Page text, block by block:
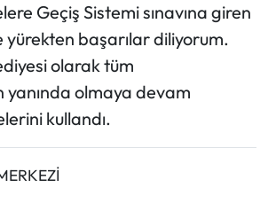
Geçiş Sistemi sınavına giren
başarılar diliyorum.
olarak tüm
olmaya devam
kullandı.